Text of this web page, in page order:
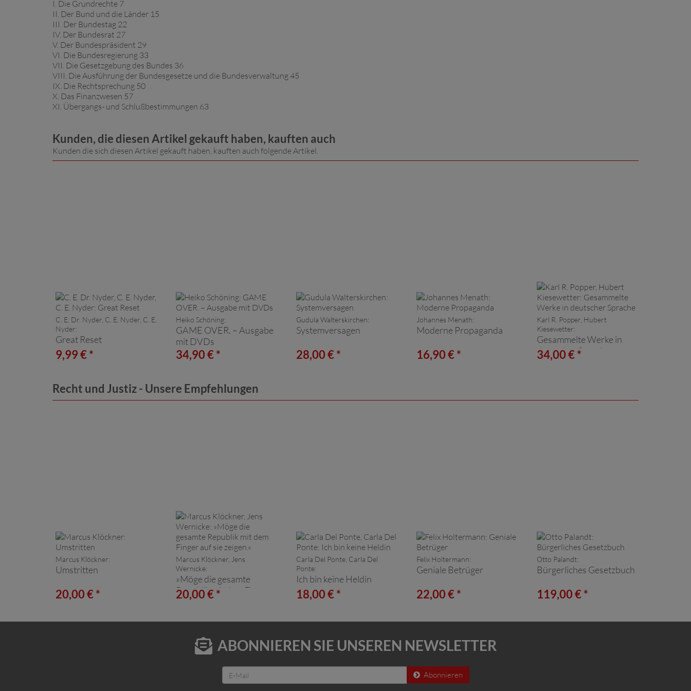
I. Die Grundrechte 7
II. Der Bund und die Länder 15
III. Der Bundestag 22
IV. Der Bundesrat 27
V. Der Bundespräsident 29
VI. Die Bundesregierung 33
VII. Die Gesetzgebung des Bundes 36
VIII. Die Ausführung der Bundesgesetze und die Bundesverwaltung 45
IX. Die Rechtsprechung 50
X. Das Finanzwesen 57
XI. Übergangs- und Schlußbestimmungen 63
Kunden, die diesen Artikel gekauft haben, kauften auch
Kunden die sich diesen Artikel gekauft haben, kauften auch folgende Artikel.
C. E. Dr. Nyder, C. E. Nyder, C. E.
Nyder:
Great Reset
9,99 € *
Heiko Schöning:
GAME OVER. – Ausgabe
mit DVDs
34,90 € *
Gudula Walterskirchen:
Systemversagen
28,00 € *
Johannes Menath:
Moderne Propaganda
16,90 € *
Karl R. Popper, Hubert
Kiesewetter:
Gesammelte Werke in
deutscher Sprache
34,00 € *
Recht und Justiz - Unsere Empfehlungen
Marcus Klöckner:
Umstritten
20,00 € *
Marcus Klöckner, Jens
Wernicke:
»Möge die gesamte
Republik mit dem Finger
auf sie zeigen.«
20,00 € *
Carla Del Ponte, Carla Del
Ponte:
Ich bin keine Heldin
18,00 € *
Felix Holtermann:
Geniale Betrüger
22,00 € *
Otto Palandt:
Bürgerliches Gesetzbuch
119,00 € *
ABONNIEREN SIE UNSEREN NEWSLETTER
Abonnieren